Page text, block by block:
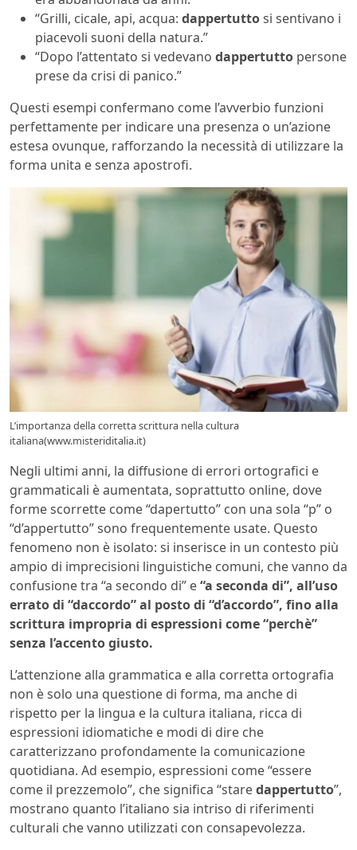
“Grilli, cicale, api, acqua: dappertuttosi sentivano i
piacevoli suoni della natura.”
“Dopo l’attentato si vedevano dappertutto persone
prese da crisi di panico.”
Questi esempi confermano come l’avverbio funzioni
perfettamente per indicare una presenza o un’azione
estesa ovunque, rafforzando la necessità di utilizzare la
forma unita e senza apostrofi.
L’importanza della corretta scrittura nella cultura
italiana(www.misteriditalia.it)
Negli ultimi anni, la diffusione di errori ortografici e
grammaticali è aumentata, soprattutto online, dove
forme scorrette come “dapertutto” con una sola “p” o
“d’appertutto” sono frequentemente usate. Questo
fenomeno non è isolato: si inserisce in un contesto più
ampio di imprecisioni linguistiche comuni, che vanno da
confusione tra “a secondo di” e“a seconda di”, all’uso
errato di “daccordo” al posto di “d’accordo”, fino alla
scrittura impropria di espressioni come “perchè”
senza l’accento giusto.
L’attenzione alla grammatica e alla corretta ortografia
non è solo una questione di forma, ma anche di
rispetto per la lingua e la cultura italiana, ricca di
espressioni idiomatiche e modi di dire che
caratterizzano profondamente la comunicazione
quotidiana. Ad esempio, espressioni come “essere
come il prezzemolo”, che significa “staredappertutto”,
mostrano quanto l’italiano sia intriso di riferimenti
culturali che vanno utilizzati con consapevolezza.